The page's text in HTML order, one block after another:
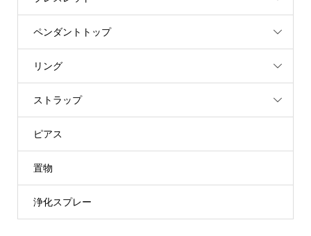
ペンダントトップ
リング
ストラップ
ピアス
置物
浄化スプレー